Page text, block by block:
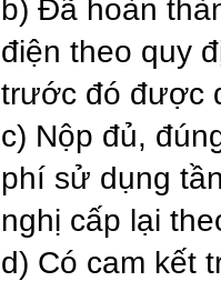
b) Đã hoàn
điện theo quy
trước đó được
c) Nộp đủ,
phí sử dụng
nghị cấp lại
d) Có cam kết